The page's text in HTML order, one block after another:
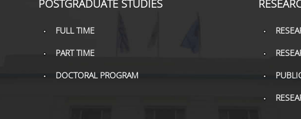
POSTGRADUATE STUDIES
FULL TIME
PART TIME
DOCTORAL PROGRAM